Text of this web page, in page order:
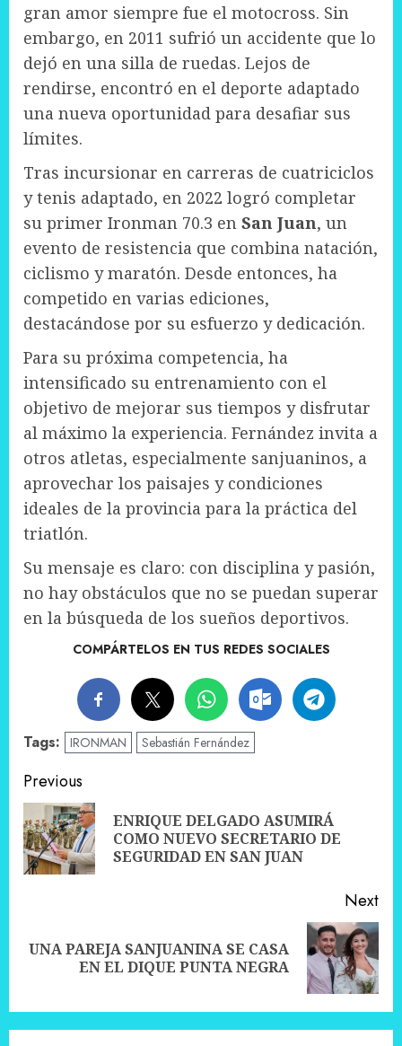
gran amor siempre fue el motocross. Sin
embargo, en 2011 sufrió un accidente que lo
dejó en una silla de ruedas. Lejos de
rendirse, encontró en el deporte adaptado
una nueva oportunidad para desafiar sus
límites.
Tras incursionar en carreras de cuatriciclos
y tenis adaptado, en 2022 logró completar
su primer Ironman 70.3 en San Juan, un
evento de resistencia que combina natación,
ciclismo y maratón. Desde entonces, ha
competido en varias ediciones,
destacándose por su esfuerzo y dedicación.
Para su próxima competencia, ha
intensificado su entrenamiento con el
objetivo de mejorar sus tiempos y disfrutar
al máximo la experiencia. Fernández invita a
otros atletas, especialmente sanjuaninos, a
aprovechar los paisajes y condiciones
ideales de la provincia para la práctica del
triatlón.
Su mensaje es claro: con disciplina y pasión,
no hay obstáculos que no se puedan superar
en la búsqueda de los sueños deportivos.
COMPÁRTELOS EN TUS REDES SOCIALES
Tags: IRONMAN Sebastián Fernández
Post
navigation
Previous
ENRIQUE DELGADO ASUMIRÁ
COMO NUEVO SECRETARIO DE
SEGURIDAD EN SAN JUAN
Next
Next
UNA PAREJA SANJUANINA SE CASA
EN EL DIQUE PUNTA NEGRA